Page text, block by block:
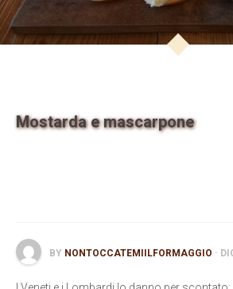
CHI SIAMO
Mission
Mostarda e mascarpone
BY NONTOCCATEMIILFORMAGGIO ·